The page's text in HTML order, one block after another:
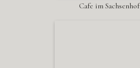
Cafe im Sachsenhof